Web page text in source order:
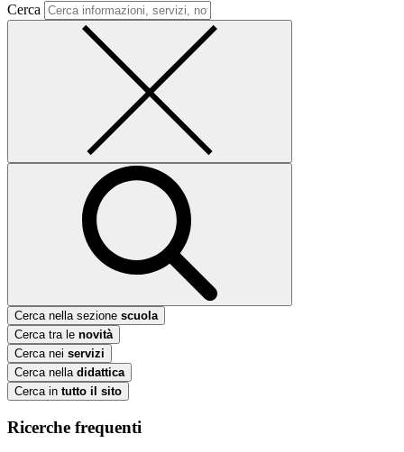
Cerca
Cerca nella sezione scuola
Cerca tra le novità
Cerca nei servizi
Cerca nella didattica
Cerca in tutto il sito
Ricerche frequenti